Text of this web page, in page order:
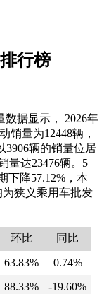
行榜
数据显示， 2026年
销量为12448辆，
3906辆的销量位居
量达23476辆。5
下降57.12%，本
狭义乘用车批发
环比 同比
63.83%
0.74%
88.33%
-19.60%